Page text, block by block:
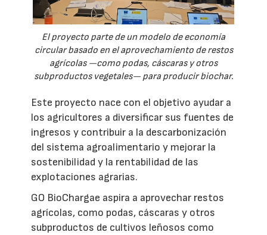
El proyecto parte de un modelo de economía
circular basado en el aprovechamiento de restos
agrícolas —como podas, cáscaras y otros
subproductos vegetales— para producir biochar.
Este proyecto nace con el objetivo ayudar a
los agricultores a diversificar sus fuentes de
ingresos y contribuir a la descarbonización
del sistema agroalimentario y mejorar la
sostenibilidad y la rentabilidad de las
explotaciones agrarias.
GO BioChargae aspira a aprovechar restos
agrícolas, como podas, cáscaras y otros
subproductos de cultivos leñosos como